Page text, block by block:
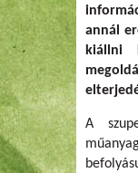
annál
kiállni
A